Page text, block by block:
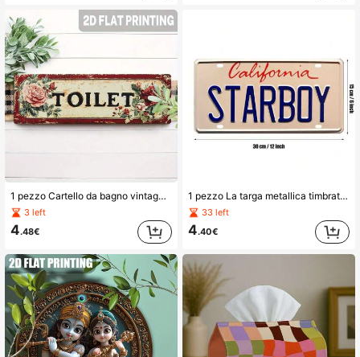
1 pezzo Cartello da bagno vintage in ferro con decorazione floreale - Stile campestre con rose rosa e foglie verdi, adatto per decorare il bagno degli ospiti o il bagno di servizio, adatto per 11 occasioni festive, decorazione natalizia piatta 2D
3 left
4.48€
1 pezzo La targa metallica timbrata Weekend Ft Daft Punk | Starboy, vintage in metallo, Segnale per garage, bar, patio, decorazione da parete, regalo per uomini, 12" X 6" (30,48 X 15,24 cm), uso interno ed esterno
33 left
4.40€